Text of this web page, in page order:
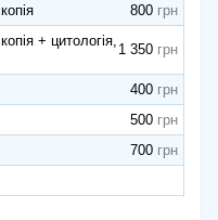
800
+ цитологія,
1 350
400
500
700